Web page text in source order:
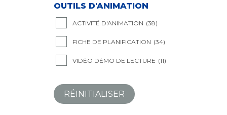
OUTILS D'ANIMATION
ACTIVITÉ D'ANIMATION (38)
FICHE DE PLANIFICATION (34)
VIDÉO DÉMO DE LECTURE (11)
RÉINITIALISER